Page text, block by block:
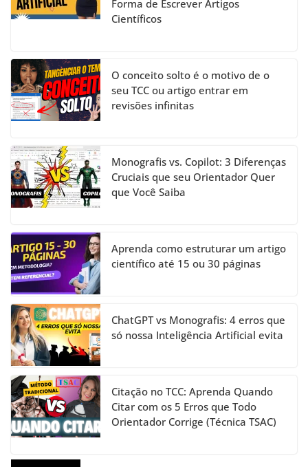
Forma de Escrever Artigos
Científicos
O conceito solto é o motivo de o
seu TCC ou artigo entrar em
revisões infinitas
Monografis vs. Copilot: 3 Diferenças
Cruciais que seu Orientador Quer
que Você Saiba
Aprenda como estruturar um artigo
científico até 15 ou 30 páginas
ChatGPT vs Monografis: 4 erros que
só nossa Inteligência Artificial evita
Citação no TCC: Aprenda Quando
Citar com os 5 Erros que Todo
Orientador Corrige (Técnica TSAC)